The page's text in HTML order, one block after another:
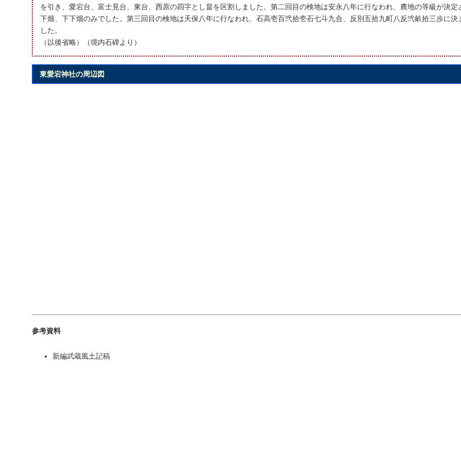
を引き、愛宕台、富士見台、東台、西原の四字とし畠を区割しました。第二回目の検地は安永八年に行なわれ、農地の等級が決定
下畑、下下畑のみでした。第三回目の検地は天保八年に行なわれ、石高壱百弐拾壱石七斗九合、反別五拾九町八反弐畝拾三歩に決
した。
（以後省略）（境内石碑より）
東愛宕神社の周辺図
参考資料
新編武蔵風土記稿